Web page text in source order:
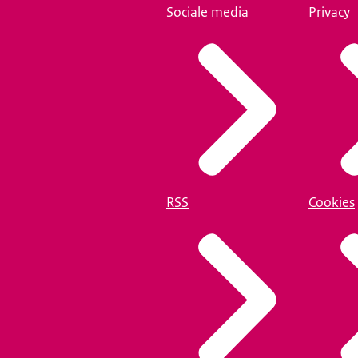
Sociale media
RSS
Privacy
Cookies